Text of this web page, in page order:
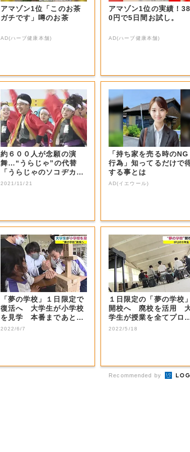
アマゾン1位「このお茶
ガチです」噂のお茶
AD(ハーブ健康本舗)
アマゾン1位の実績！
0円で5日間お試し。
AD(ハーブ健康本舗)
約６００人が念願の演
舞…“うらじゃ”の代替
「うらじゃのソコヂカラ
2021～継承～...
2021/11/21
「持ち家を売る時のNG
行為」知ってるだけで
する事とは
AD(イエウール)
「夢の学校」１日限定で
復活へ 大学生が小学校
を見学 本番まであと４
カ月【岡山】
2022/6/7
１日限定の「夢の学校
開校へ 廃校を活用
学生が授業を全てプロ
ュース【岡山・...
2022/5/18
Recommended by